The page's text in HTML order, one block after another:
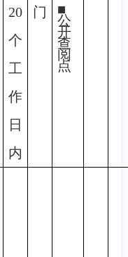
20
个
工
作
日
内
门
■
公
开
查
阅
点